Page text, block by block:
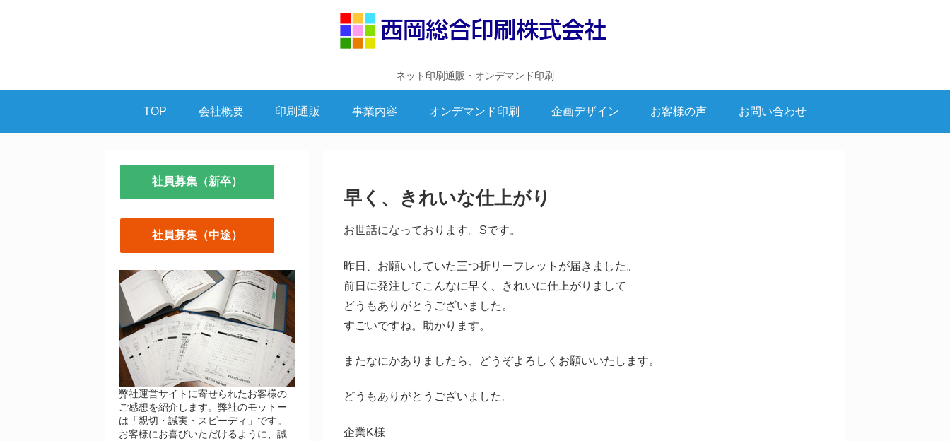
ネット印刷通販・オンデマンド印刷
TOP 会社概要 印刷通販 事業内容 オンデマンド印刷 企画デザイン お客様の声 お問い合わせ
早く、きれいな仕上がり
お世話になっております。Sです。
昨日、お願いしていた三つ折リーフレットが届きました。
前日に発注してこんなに早く、きれいに仕上がりまして
どうもありがとうございました。
すごいですね。助かります。
またなにかありましたら、どうぞよろしくお願いいたします。
どうもありがとうございました。
企業K様
社員募集（新卒）
社員募集（中途）
弊社運営サイトに寄せられたお客様の
ご感想を紹介します。弊社のモットー
は「親切・誠実・スピーディ」です。
お客様にお喜びいただけるように、誠